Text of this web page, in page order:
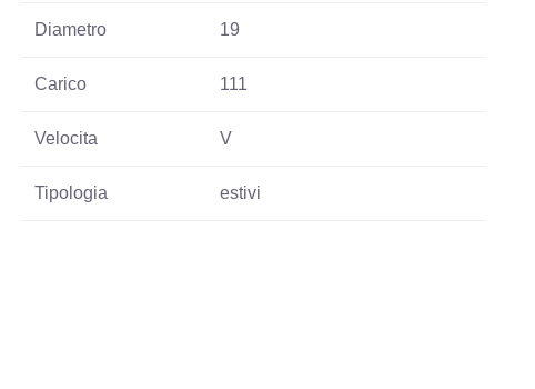
Diametro 19
Carico 111
Velocita V
Tipologia estivi